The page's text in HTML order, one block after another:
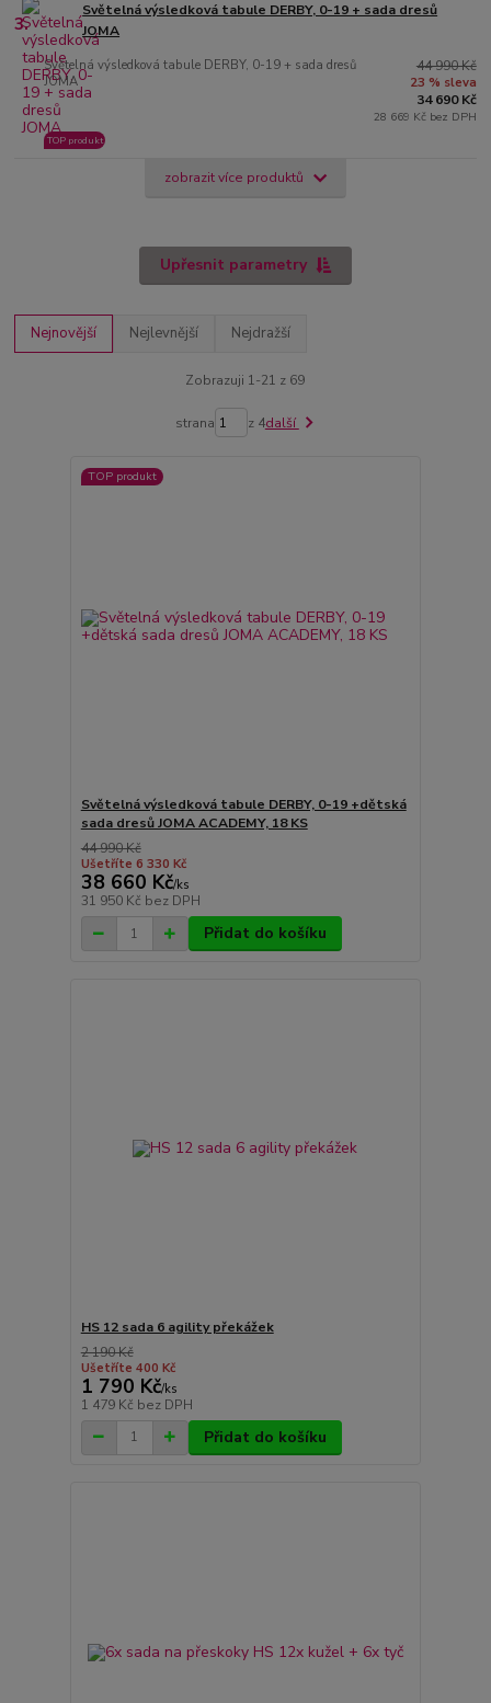
3.
Světelná výsledková tabule DERBY, 0-19 + sada dresů
JOMA
Světelná výsledková tabule DERBY, 0-19 + sada dresů
JOMA
TOP produkt
44 990 Kč
23 % sleva
34 690 Kč
28 669 Kč bez DPH
zobrazit více produktů
Upřesnit parametry
Nejnovější Nejlevnější Nejdražší
Zobrazuji 1-21 z 69
strana z 4další
TOP produkt
Světelná výsledková tabule DERBY, 0-19 +dětská
sada dresů JOMA ACADEMY, 18 KS
44 990 Kč
Ušetříte 6 330 Kč
38 660 Kč/ks
31 950 Kč bez DPH
Přidat do košíku
HS 12 sada 6 agility překážek
2 190 Kč
Ušetříte 400 Kč
1 790 Kč/ks
1 479 Kč bez DPH
Přidat do košíku